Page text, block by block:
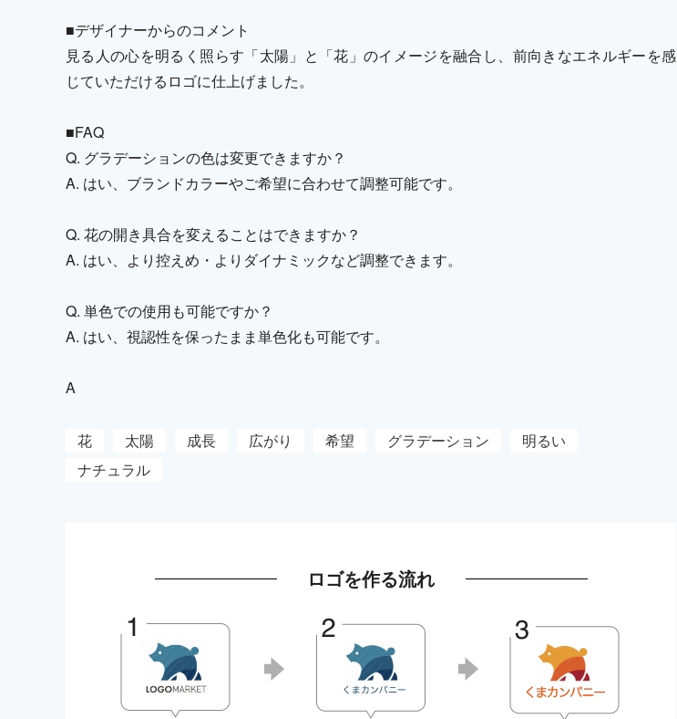
■デザイナーからのコメント
見る人の心を明るく照らす「太陽」と「花」のイメージを融合し、前向きなエネルギーを感
じていただけるロゴに仕上げました。
■FAQ
Q. グラデーションの色は変更できますか？
A. はい、ブランドカラーやご希望に合わせて調整可能です。
Q. 花の開き具合を変えることはできますか？
A. はい、より控えめ・よりダイナミックなど調整できます。
Q. 単色での使用も可能ですか？
A. はい、視認性を保ったまま単色化も可能です。
A
花 太陽 成長 広がり 希望 グラデーション
明るい
ナチュラル
ロゴを作る流れ